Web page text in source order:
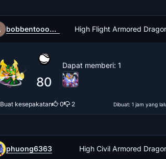
bobbentooo777 High Flight Armored
80
Dapat memberi: 1
Dibuat: 1 jam yang
Buat kesepakatan 0 2
phuong6363 High Civil Armored